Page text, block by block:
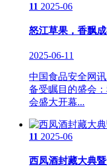
11 2025-06
怒江草果，香飘
2025-06-11
中国食品安全网
备受瞩目的盛会
会盛大开幕...
11 2025-06
西凤酒封藏大典